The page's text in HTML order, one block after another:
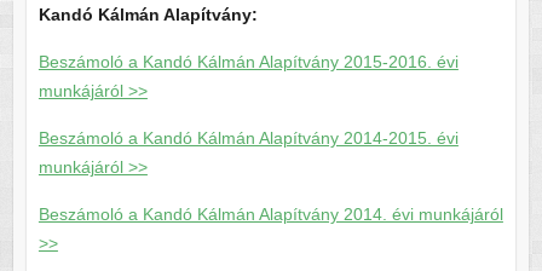
Kandó Kálmán Alapítvány:
Beszámoló a Kandó Kálmán Alapítvány 2015-2016. évi
munkájáról >>
Beszámoló a Kandó Kálmán Alapítvány 2014-2015. évi
munkájáról >>
Beszámoló a Kandó Kálmán Alapítvány 2014. évi munkájáról
>>